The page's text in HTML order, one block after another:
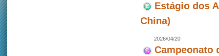
Estágio dos
China)
2026/04/20
Campeonato